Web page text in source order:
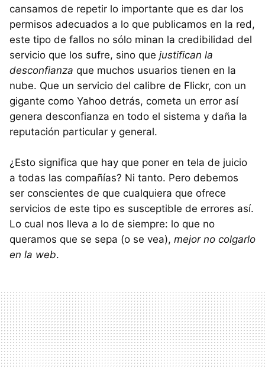
cansamos de repetir lo importante que es dar los
permisos adecuados a lo que publicamos en la red,
este tipo de fallos no sólo minan la credibilidad del
servicio que los sufre, sino que justifican la
desconfianza que muchos usuarios tienen en la
nube. Que un servicio del calibre de Flickr, con un
gigante como Yahoo detrás, cometa un error así
genera desconfianza en todo el sistema y daña la
reputación particular y general.
¿Esto significa que hay que poner en tela de juicio
a todas las compañías? Ni tanto. Pero debemos
ser conscientes de que cualquiera que ofrece
servicios de este tipo es susceptible de errores así.
Lo cual nos lleva a lo de siempre: lo que no
queramos que se sepa (o se vea), mejor no colgarlo
en la web.